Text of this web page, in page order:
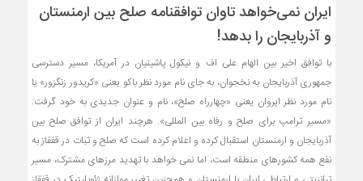
ایران نمی‌خواهد تاوان توافقنامه صلح بین ارمنستان
و آذربایجان را بدهد!
با توافق اخیر بین الهام علی اف و نیکول پاشینیان در آمریکا، مسیر دسترسی
جمهوری آذربایجان به نخجوان، به جای نام مورد نظر باکو یعنی «کریدور زنگزور» یا
نام مورد نظر ایروان یعنی «چهارراه صلح»، نام و عنوان جدیدی به خود گرفت:
«مسیر ترامپ برای صلح و رفاه بین‌ المللی». هرچند ایران از توافق صلح بین
آذربایجان و ارمنستان استقبال کرده و اعلام کرده است که صلح و ثبات در قفقاز به
نفع همه کشورهای منطقه است، اما نمی خواهد با تهدید مرزهای مشترک، مسیر